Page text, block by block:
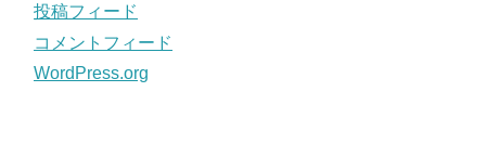
投稿フィード
コメントフィード
WordPress.org